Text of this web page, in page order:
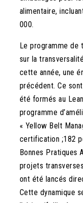
alimentaire,
000.
Le programme de
sur la
cette année, une
précédent. Ce
été formés au
programme
« Yellow Belt
certification ;182
Bonnes Pratiques
projets
ont été lancés
Cette dynamique